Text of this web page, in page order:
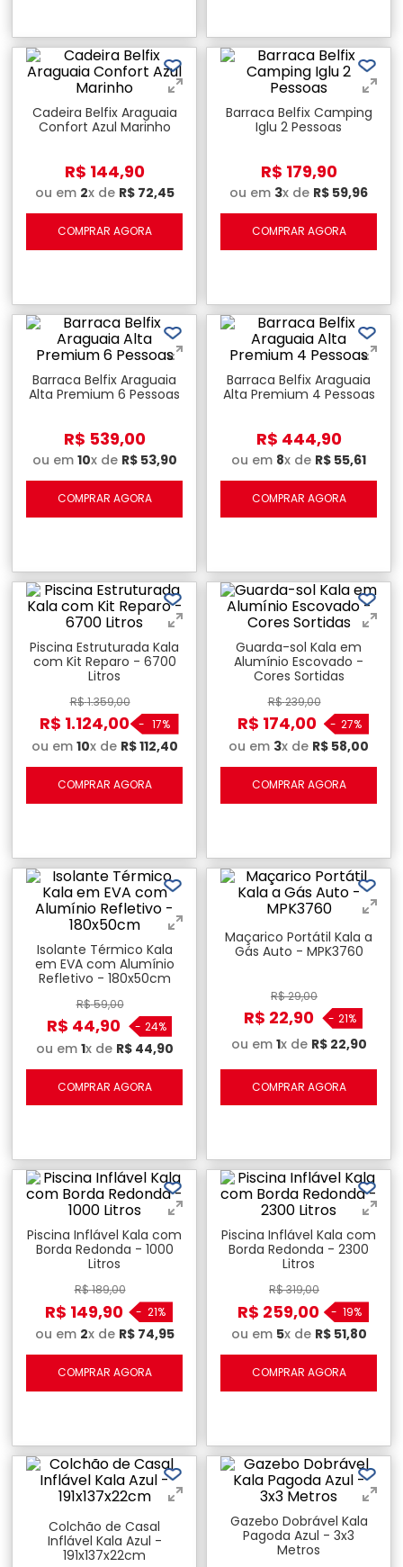
Cadeira Belfix Araguaia
Confort Azul Marinho
R$ 144,90
ou em 2x de R$ 72,45
COMPRAR AGORA
Barraca Belfix Camping
Iglu 2 Pessoas
R$ 179,90
ou em 3x de R$ 59,96
COMPRAR AGORA
Barraca Belfix Araguaia
Alta Premium 6 Pessoas
R$ 539,00
ou em 10x de R$ 53,90
COMPRAR AGORA
Barraca Belfix Araguaia
Alta Premium 4 Pessoas
R$ 444,90
ou em 8x de R$ 55,61
COMPRAR AGORA
Piscina Estruturada Kala
com Kit Reparo - 6700
Litros
R$1.359,00
R$ 1.124,00 - 17%
ou em 10x de R$112,40
COMPRAR AGORA
Guarda-sol Kala em
Alumínio Escovado -
Cores Sortidas
R$239,00
R$ 174,00 - 27%
ou em 3x de R$ 58,00
COMPRAR AGORA
Isolante Térmico Kala
em EVA com Alumínio
Refletivo - 180x50cm
R$59,00
R$ 44,90 - 24%
ou em 1x de R$ 44,90
COMPRAR AGORA
Maçarico Portátil Kala a
Gás Auto - MPK3760
R$29,00
R$ 22,90 - 21%
ou em 1x de R$ 22,90
COMPRAR AGORA
Piscina Inflável Kala com
Borda Redonda - 1000
Litros
R$189,00
R$ 149,90 - 21%
ou em 2x de R$ 74,95
COMPRAR AGORA
Piscina Inflável Kala com
Borda Redonda - 2300
Litros
R$319,00
R$ 259,00 - 19%
ou em 5x de R$ 51,80
COMPRAR AGORA
Colchão de Casal
Inflável Kala Azul -
191x137x22cm
Gazebo Dobrável Kala
Pagoda Azul - 3x3
Metros